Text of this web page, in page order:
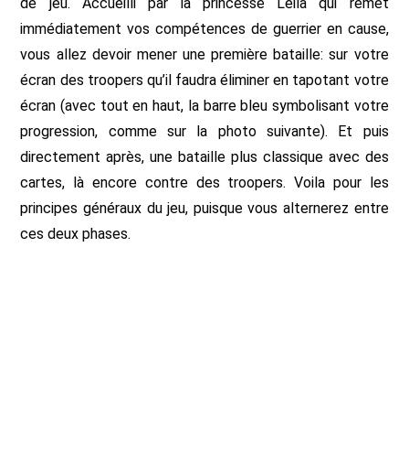
immédiatement vos compétences de guerrier en cause,
vous allez devoir mener une première bataille: sur votre
écran des troopers qu’il faudra éliminer en tapotant votre
écran (avec tout en haut, la barre bleu symbolisant votre
progression, comme sur la photo suivante). Et puis
directement après, une bataille plus classique avec des
cartes, là encore contre des troopers. Voila pour les
principes généraux du jeu, puisque vous alternerez entre
ces deux phases.